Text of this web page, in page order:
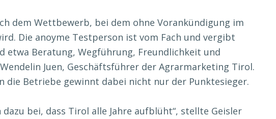
dem Wettbewerb, bei dem ohne Vorankündigung im
Die anoyme Testperson ist vom Fach und vergibt
etwa Beratung, Wegführung, Freundlichkeit und
Juen, Geschäftsführer der Agrarmarketing Tirol.
die Betriebe gewinnt dabei nicht nur der Punktesieger.
bei, dass Tirol alle Jahre aufblüht“, stellte Geisler